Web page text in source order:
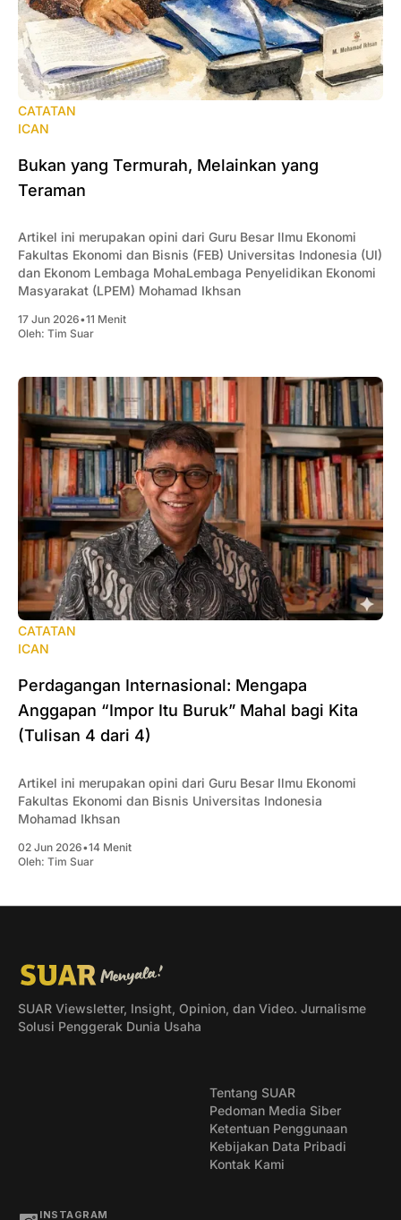
CATATAN
ICAN
Bukan yang Termurah, Melainkan yang
Teraman
Artikel ini merupakan opini dari Guru Besar Ilmu Ekonomi
Fakultas Ekonomi dan Bisnis (FEB) Universitas Indonesia (UI)
dan Ekonom Lembaga MohaLembaga Penyelidikan Ekonomi
Masyarakat (LPEM) Mohamad Ikhsan
17 Jun 2026•11 Menit
Oleh: Tim Suar
CATATAN
ICAN
Perdagangan Internasional: Mengapa
Anggapan “Impor Itu Buruk” Mahal bagi Kita
(Tulisan 4 dari 4)
Artikel ini merupakan opini dari Guru Besar Ilmu Ekonomi
Fakultas Ekonomi dan Bisnis Universitas Indonesia
Mohamad Ikhsan
02 Jun 2026•14 Menit
Oleh: Tim Suar
SUAR Viewsletter, Insight, Opinion, dan Video. Jurnalisme
Solusi Penggerak Dunia Usaha
Tentang SUAR
Pedoman Media Siber
Ketentuan Penggunaan
Kebijakan Data Pribadi
Kontak Kami
INSTAGRAM